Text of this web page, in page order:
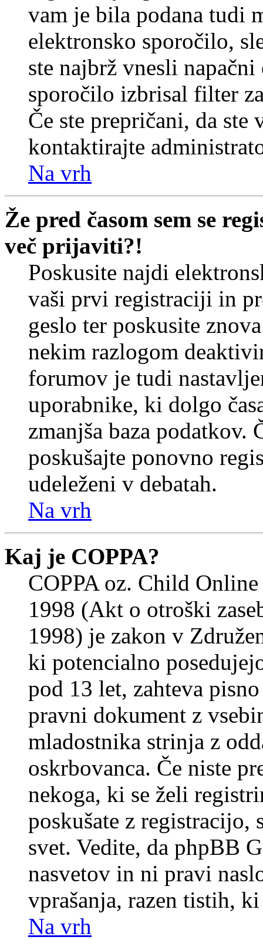
vam je bila podana tudi
elektronsko sporočilo,
ste najbrž vnesli
sporočilo izbrisal filter
Če ste prepričani, da
kontaktirajte
Na vrh
Že pred časom sem se
več prijaviti?!
Poskusite najdi
vaši prvi registraciji in
geslo ter poskusite
nekim razlogom
forumov je tudi
uporabnike, ki dolgo
zmanjša baza podatkov.
poskušajte ponovno
udeleženi v debatah.
Na vrh
Kaj je COPPA?
COPPA oz. Child
1998 (Akt o otroški
1998) je zakon v
ki potencialno
pod 13 let, zahteva
pravni dokument z
mladostnika strinja z
oskrbovanca. Če niste
nekoga, ki se želi
poskušate z registracijo,
svet. Vedite, da phpBB
nasvetov in ni pravi
vprašanja, razen tistih,
Na vrh